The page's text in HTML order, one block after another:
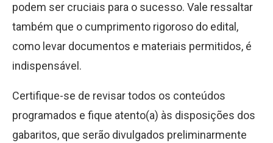
podem ser cruciais para o sucesso. Vale ressaltar
também que o cumprimento rigoroso do edital,
como levar documentos e materiais permitidos, é
indispensável.
Certifique-se de revisar todos os conteúdos
programados e fique atento(a) às disposições dos
gabaritos, que serão divulgados preliminarmente